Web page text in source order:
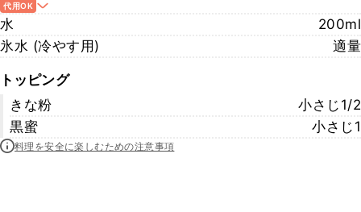
代用OK
水
200ml
氷水 (冷やす用)
適量
トッピング
きな粉
小さじ1/2
黒蜜
小さじ1
料理を安全に楽しむための注意事項